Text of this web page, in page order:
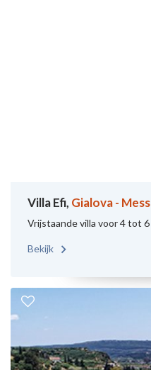
Villa Efi, Gialova -
Vrijstaande villa voor 4 tot
Bekijk